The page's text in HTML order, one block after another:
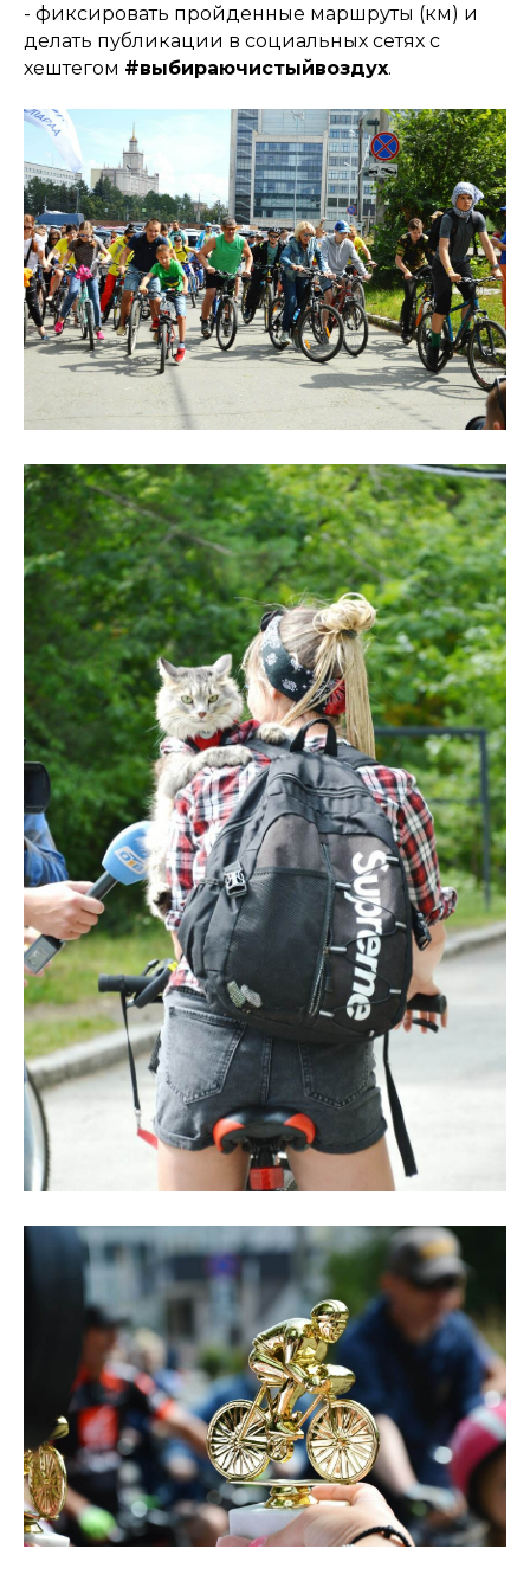
- фиксировать пройденные маршруты (км) и
делать публикации в социальных сетях с
хештегом #выбираючистыйвоздух.